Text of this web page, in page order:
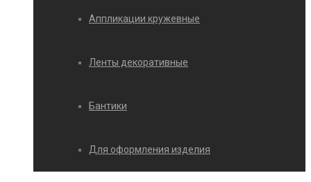
Аппликации кружевные
Ленты декоративные
Бантики
Для оформления изделия